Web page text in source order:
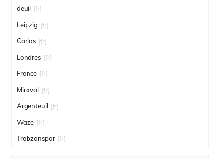
deuil [fr]
Leipzig [fr]
Carlos [fr]
Londres [fr]
France [fr]
Miraval [fr]
Argenteuil [fr]
Waze [fr]
Trabzonspor [fr]